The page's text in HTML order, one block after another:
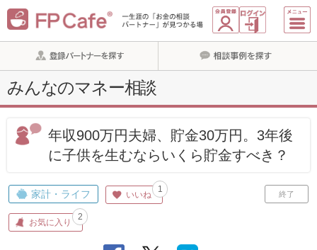
みんなのマネー相談
年収900万円夫婦、貯金30万円。3年後
に子供を生むならいくら貯金すべき？
家計・ライフ いいね
1
お気に入り
2
終了